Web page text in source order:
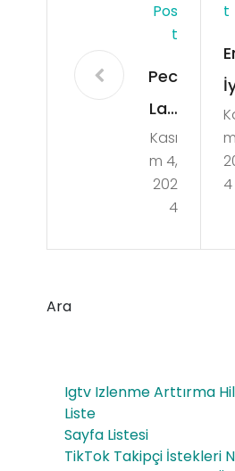
Pos
T
Pec
Lab
s
Na
ndr
pio
e
Kası
m 4,
202
4
T
Fil
ri
4
Ara
Igtv Izlenme Arttırma
Liste
Sayfa Listesi
TikTok Takipçi İstekleri